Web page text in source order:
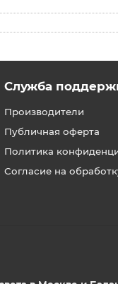
Служба
Производители
Публичная оферта
Политика
Согласие на